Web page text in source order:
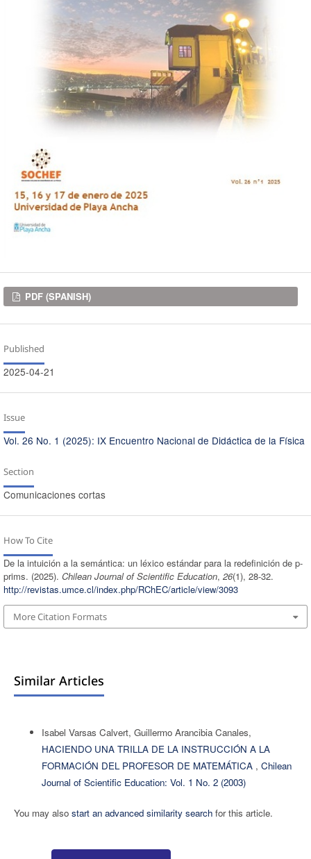
Downloads
PDF (SPANISH)
Published
2025-04-21
Issue
Vol. 26 No. 1 (2025): IX Encuentro Nacional de Didáctica de la Física
Section
Comunicaciones cortas
How To Cite
De la intuición a la semántica: un léxico estándar para la redefinición de p-
prims. (2025). Chilean Journal of Scientific Education, 26(1), 28-32.
http://revistas.umce.cl/index.php/RChEC/article/view/3093
More Citation Formats
Similar Articles
Isabel Varsas Calvert, Guillermo Arancibia Canales,
HACIENDO UNA TRILLA DE LA INSTRUCCIÓN A LA
FORMACIÓN DEL PROFESOR DE MATEMÁTICA , Chilean
Journal of Scientific Education: Vol. 1 No. 2 (2003)
You may also start an advanced similarity searchfor this article.